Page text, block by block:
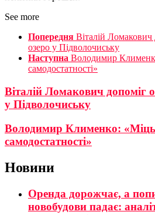
See more
Попередня Віталій Ломакович
озеро у Підволочиську
Наступна Володимир
самодостатності»
Віталій Ломакович допоміг
у Підволочиську
Володимир Клименко: «Міць
самодостатності»
Новини
Оренда дорожчає, а
новобудови падає: